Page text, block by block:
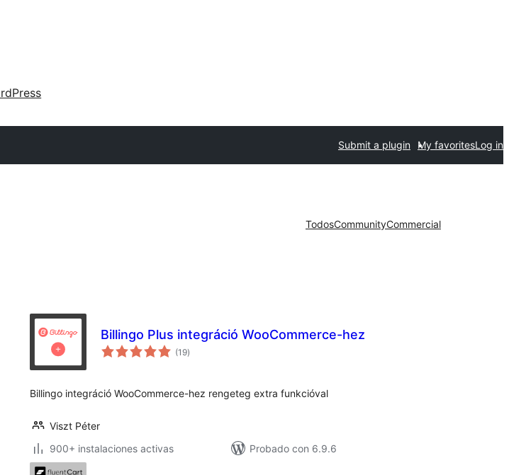
Submit a plugin My favoritesLog in
TodosCommunityCommercial
Billingo Plus integráció WooCommerce-hez
(19total
de
)
Billingo integráció WooCommerce-hez rengeteg extra funkcióval
Viszt Péter
900+ instalaciones activas
Probado con 6.9.6